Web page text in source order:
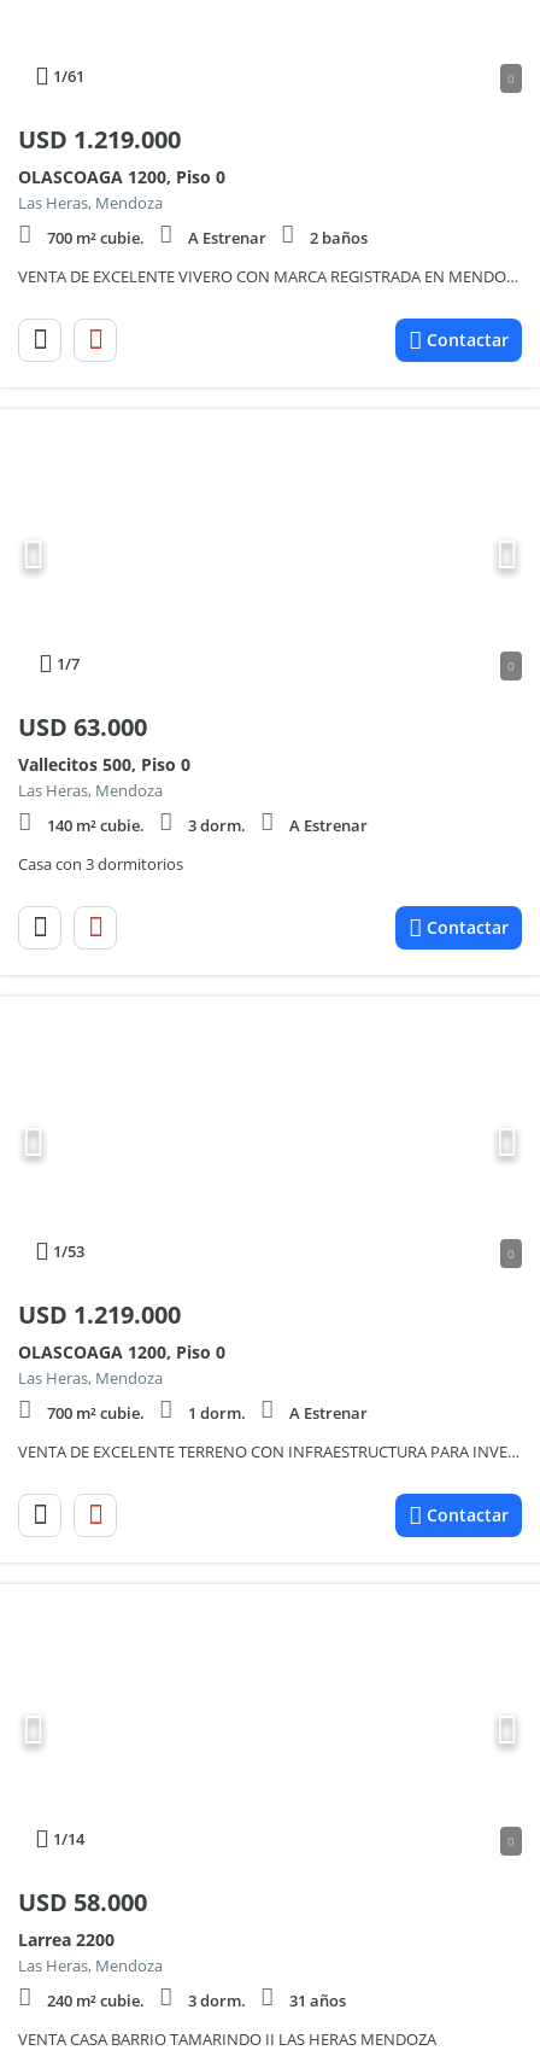
1/61 0
USD 1.219.000
OLASCOAGA 1200, Piso 0
Las Heras, Mendoza
700 m² cubie.
A Estrenar
2 baños
VENTA DE EXCELENTE VIVERO CON MARCA REGISTRADA EN MENDOZA
Contactar
1/7 0
USD 63.000
Vallecitos 500, Piso 0
Las Heras, Mendoza
140 m² cubie.
3 dorm.
A Estrenar
Casa con 3 dormitorios
Contactar
1/53 0
USD 1.219.000
OLASCOAGA 1200, Piso 0
Las Heras, Mendoza
700 m² cubie.
1 dorm.
A Estrenar
VENTA DE EXCELENTE TERRENO CON INFRAESTRUCTURA PARA INVERSIONISTAS
Contactar
1/14 0
USD 58.000
Larrea 2200
Las Heras, Mendoza
240 m² cubie.
3 dorm.
31 años
VENTA CASA BARRIO TAMARINDO II LAS HERAS MENDOZA